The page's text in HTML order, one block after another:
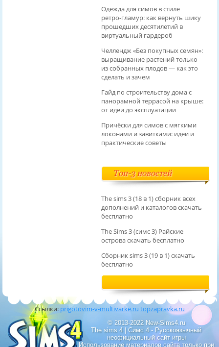
Одежда для симов в стиле
ретро‑гламур: как вернуть шику
прошедших десятилетий в
виртуальный гардероб
Челлендж «Без покупных семян»:
выращивание растений только
из собранных плодов — как это
сделать и зачем
Гайд по строительству дома с
панорамной террасой на крыше:
от идеи до эксплуатации
Причёски для симов с мягкими
локонами и завитками: идеи и
практические советы
Топ-3 новостей
The sims 3 (18 в 1) сборник всех
дополнений и каталогов скачать
бесплатно
The Sims 3 (симс 3) Райские
острова скачать бесплатно
Сборник sims 3 (19 в 1) скачать
бесплатно
© 2013-2022 New-Sims4.ru
The sims 4 | Симс 4 - Русскоязычный
неофициальный сайт игры
Использование материалов сайта только при
Ссылки: prigotovim-v-multivarke.ru topzapravka.ru